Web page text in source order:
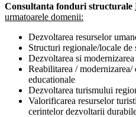
Consultanta fonduri structurale
urmatoarele domenii:
Dezvoltarea resurselor
Structuri regionale/locale
Dezvoltarea si
Reabilitarea /
educationale
Dezvoltarea turismului
Valorificarea resurselor
cerintelor dezvoltarii